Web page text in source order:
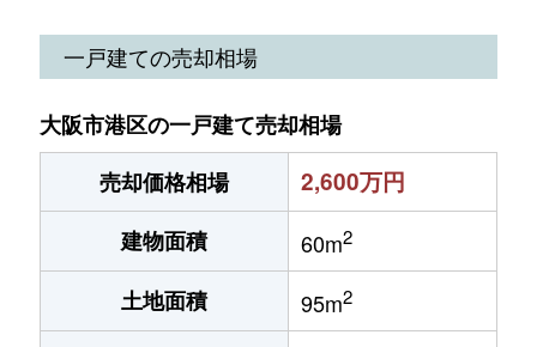
一戸建ての売却相場
大阪市港区の一戸建て売却相場
売却価格相場
2,600万円
建物面積 60m2
土地面積 95m2